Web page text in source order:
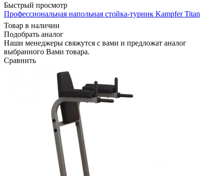
Быстрый просмотр
Профессиональная напольная стойка-турник Kampfer Titan
Товар в наличии
Подобрать аналог
Наши менеджеры свяжутся с вами и предложат аналог
выбранного Вами товара.
Сравнить